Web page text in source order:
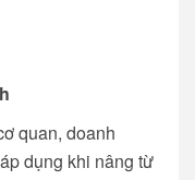
quan, doanh
dụng khi nâng từ